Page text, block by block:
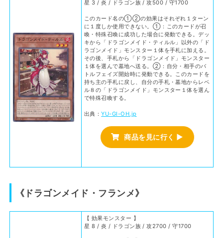
星 3 / 炎 / ドラゴン族 / 攻500 / 守1700
このカード名の①②の効果はそれぞれ１ターン
に１度しか使用できない。①：このカードが召
喚・特殊召喚に成功した場合に発動できる。デッ
キから「ドラゴンメイド・ティルル」以外の「ド
ラゴンメイド」モンスター１体を手札に加える。
その後、手札から「ドラゴンメイド」モンスター
１体を選んで墓地へ送る。②：自分・相手のバ
トルフェイズ開始時に発動できる。このカードを
持ち主の手札に戻し、自分の手札・墓地からレベ
ル８の「ドラゴンメイド」モンスター１体を選ん
で特殊召喚する。
出典：YU-GI-OH.jp
商品を見に行く ▶
《ドラゴンメイド・フランメ》
【 効果モンスター 】
星 8 / 炎 / ドラゴン族 / 攻2700 / 守1700